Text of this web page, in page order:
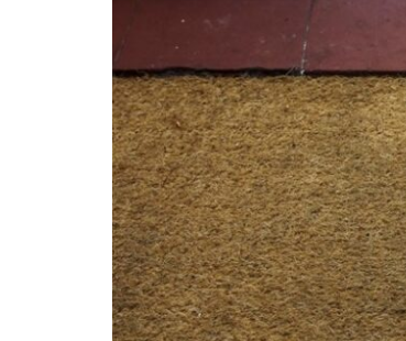
Maatwerk